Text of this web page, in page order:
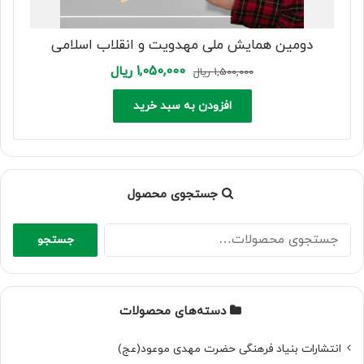
دومین همایش ملی مهدویت و انقلاب اسلامی
1,500,000 ریال Original
price
was:
1,500,000 ریال.
1,050,000 ریالCurrent
افزودن به سبد خرید
جستجوی محصول
جستجو
برای:
جستجو
دسته‌های محصولات
انتشارات بنیاد فرهنگی حضرت مهدی موعود(عج)